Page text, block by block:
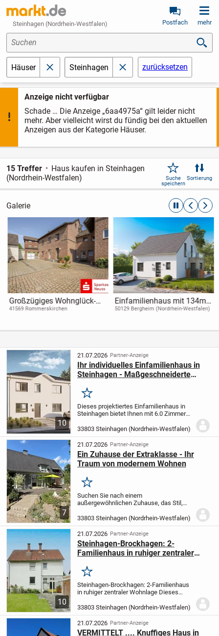
Steinhagen (Nordrhein-Westfalen) Postfach mehr
Anzeige nicht verfügbar
Schade … Die Anzeige „6aa4975a“ gilt leider nicht
mehr. Aber vielleicht wirst du fündig bei den aktuellen
Anzeigen aus der Kategorie Häuser.
Suchen
Häuser schließenSteinhagen schließenzurücksetzen
15 Treffer
Haus kaufen in Steinhagen
(Nordrhein-Westfalen)
Suche
speichern
Sortierung
Galerie automatische
Großzügiges Wohnglück-
Stilvolles Familiendomizil
Grundstück
41569 Rommerskirchen
Einfamilienhaus mit 134m²
in Bergheim als
50129 Bergheim (Nordrhein-Westfalen)
10
21.07.2026 Partner-Anzeige
Ihr individuelles Einfamilienhaus in
Steinhagen - Maßgeschneiderte
Merken
Dieses projektiertes Einfamilienhaus in
Steinhagen bietet Ihnen mit 6.0 Zimmern
Raum für Ihre Familie. Mit 5
Schlafzimmern, einem modernen
Badezimmer und einem...
33803 Steinhagen (Nordrhein-Westfalen)
7
21.07.2026 Partner-Anzeige
Ein Zuhause der Extraklasse - Ihr
Traum von modernem Wohnen
Merken
Suchen Sie nach einem
außergewöhnlichen Zuhause, das Stil,
exklusive Immobilie im Außenbereich von
Steinhagen wird Sie begeistern.Mit ihrer
offenen, lichtdurch...
33803 Steinhagen (Nordrhein-Westfalen)
10
21.07.2026 Partner-Anzeige
Steinhagen-Brockhagen: 2-
Familienhaus in ruhiger zentraler
Merken
Steinhagen-Brockhagen: 2-Familienhaus
in ruhiger zentraler Wohnlage Dieses
Steinhagen-Brockhagen bietet einen
großzügigen Garten, eine Einzelgarage
und viel Platz für...
33803 Steinhagen (Nordrhein-Westfalen)
21.07.2026 Partner-Anzeige
VERMITTELT .... Knuffiges Haus in